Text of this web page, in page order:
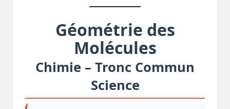
Géométrie des
Molécules
Chimie – Tronc Commun
Science